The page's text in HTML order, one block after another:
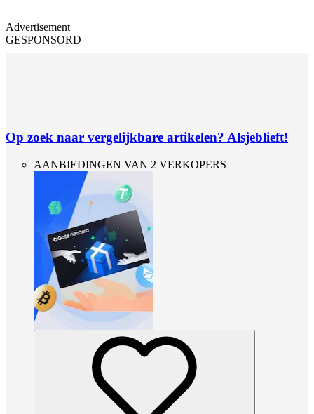
Advertisement
GESPONSORD
Op zoek naar vergelijkbare artikelen? Alsjeblieft!
AANBIEDINGEN VAN 2 VERKOPERS